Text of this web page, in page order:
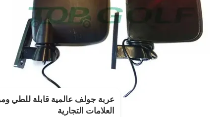
عربة جولف عالمية قابلة للطي
العلامات التجارية